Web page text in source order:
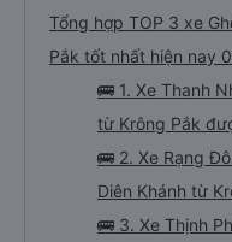
Tổng hợp TOP 3 xe
Pắk tốt nhất hiện nay
🚌 1. Xe Thanh
từ Krông Pắk
🚌 2. Xe Rạng
Diên Khánh từ
🚌 3. Xe Thịnh